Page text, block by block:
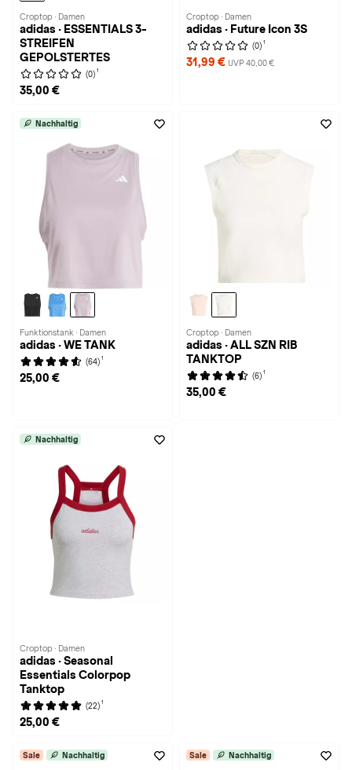
Croptop · Damen
adidas · ESSENTIALS 3-
STREIFEN
GEPOLSTERTES
(0) 1
35,00 €
Croptop · Damen
adidas · Future Icon 3S
(0) 1
31,99 € UVP 40,00 €
Nachhaltig
Funktionstank · Damen
adidas · WE TANK
(64) 1
25,00 €
Croptop · Damen
adidas · ALL SZN RIB
TANKTOP
(6) 1
35,00 €
Nachhaltig
Croptop · Damen
adidas · Seasonal
Essentials Colorpop
Tanktop
(22) 1
25,00 €
Sale Nachhaltig Sale Nachhaltig